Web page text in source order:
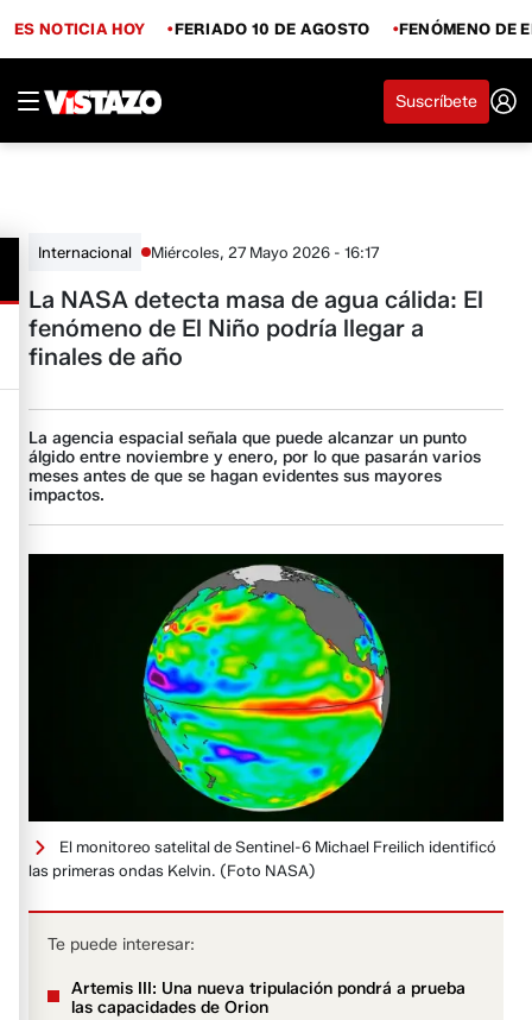
ES NOTICIA HOY FERIADO 10 DE AGOSTO FENÓMENO DE
Suscríbete
Internacional Miércoles, 27 Mayo 2026 - 16:17
La NASA detecta masa de agua cálida: El
fenómeno de El Niño podría llegar a
finales de año
La agencia espacial señala que puede alcanzar un punto
álgido entre noviembre y enero, por lo que pasarán varios
meses antes de que se hagan evidentes sus mayores
impactos.
El monitoreo satelital de Sentinel-6 Michael Freilich identificó
las primeras ondas Kelvin. (Foto NASA)
Te puede interesar:
Artemis III: Una nueva tripulación pondrá a prueba
las capacidades de Orion